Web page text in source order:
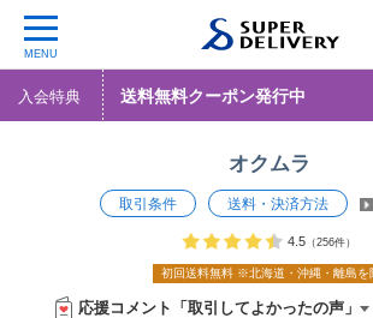
MENU
入会特典 送料無料クーポン発行中
オクムラ
取引条件 送料・決済方法
初回送料無料 ※北海道・沖縄・離島を
4.5（256件）
応援コメント「取引してよかったの声」